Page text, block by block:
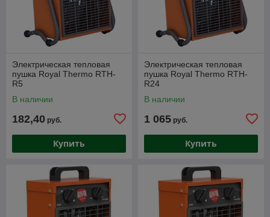
Электрическая тепловая
пушка Royal Thermo RTH-
R5
В наличии
182,40 руб.
Купить
Электрическая тепловая
пушка Royal Thermo RTH-
R24
В наличии
1 065 руб.
Купить